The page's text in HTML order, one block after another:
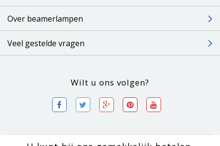
Over beamerlampen
Veel gestelde vragen
Wilt u ons volgen?